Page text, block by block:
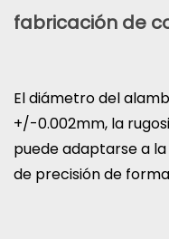
fabricación de
El diámetro del
+/-0.002mm, la
puede adaptarse a
de precisión de